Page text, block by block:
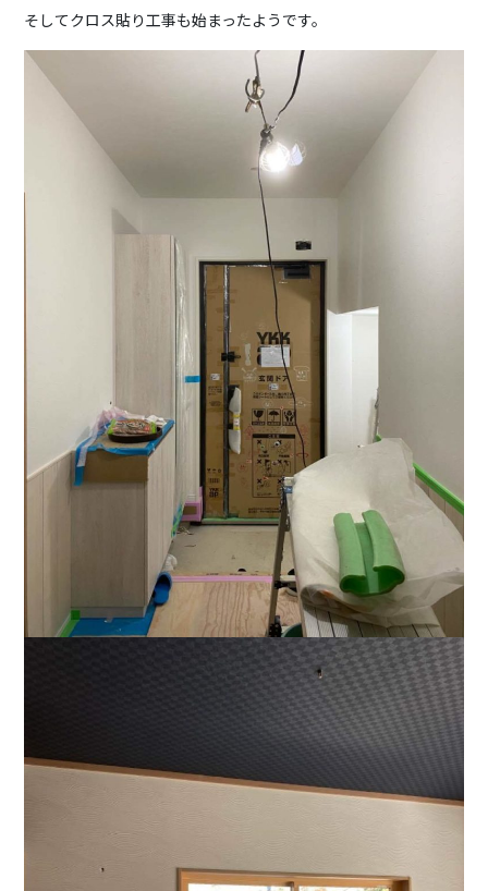
そしてクロス貼り工事も始まったようです。